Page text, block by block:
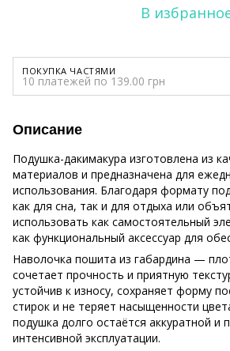
В
ПОКУПКА ЧАСТЯМИ
10 платежей по 139.00 грн
Описание
Подушка-дакимакура изготовлена из
материалов и предназначена для
использования. Благодаря формату
как для сна, так и для отдыха или
использовать как самостоятельный
как функциональный аксессуар для
Наволочка пошита из габардина —
сочетает прочность и приятную
устойчив к износу, сохраняет форму
стирок и не теряет насыщенности
подушка долго остаётся аккуратной и
интенсивной эксплуатации.